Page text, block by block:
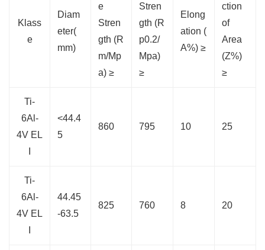
Klass
e
Diam
eter(
mm)
e
Stren
gth (R
m/Mp
a) ≥
Stren
gth (R
p0.2/
Mpa)
≥
Elong
ation (
A%) ≥
ction
of
Area
(Z%)
≥
Ti-
6Al-
4V EL
<44.4
5
860 795 10 25
Ti-
6Al-
4V EL
44.45
-63.5
825 760 8 20